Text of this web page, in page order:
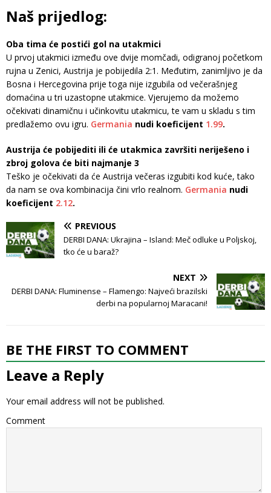
Naš prijedlog:
Oba tima će postići gol na utakmici
U prvoj utakmici između ove dvije momčadi, odigranoj početkom
rujna u Zenici, Austrija je pobijedila 2:1. Međutim, zanimljivo je da
Bosna i Hercegovina prije toga nije izgubila od večerašnjeg
domaćina u tri uzastopne utakmice. Vjerujemo da možemo
očekivati ​​dinamičnu i učinkovitu utakmicu, te vam u skladu s tim
predlažemo ovu igru. Germania nudi koeficijent 1.99.
Austrija će pobijediti ili će utakmica završiti neriješeno i
zbroj golova će biti najmanje 3
Teško je očekivati ​​da će Austrija večeras izgubiti kod kuće, tako
da nam se ova kombinacija čini vrlo realnom. Germania nudi
koeficijent 2.12.
PREVIOUS
DERBI DANA: Ukrajina – Island: Meč odluke u Poljskoj,
tko će u baraž?
NEXT
DERBI DANA: Fluminense – Flamengo: Najveći brazilski
derbi na popularnoj Maracani!
BE THE FIRST TO COMMENT
Leave a Reply
Your email address will not be published.
Comment